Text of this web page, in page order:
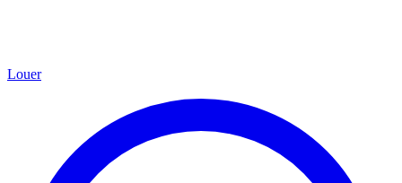
Louer